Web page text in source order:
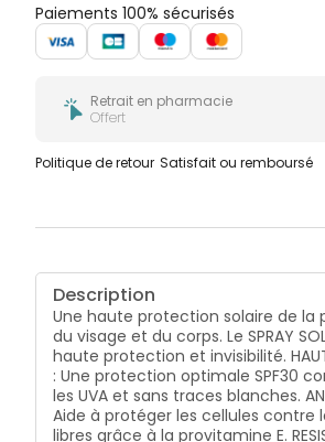
Paiements 100% sécurisés
Retrait en pharmacie
Offert
Politique de retour Satisfait ou remboursé
Description
Une haute protection solaire de la
du visage et du corps. Le SPRAY
haute protection et invisibilité.
: Une protection optimale SPF30
les UVA et sans traces blanches.
Aide à protéger les cellules contre
libres grâce à la provitamine E.